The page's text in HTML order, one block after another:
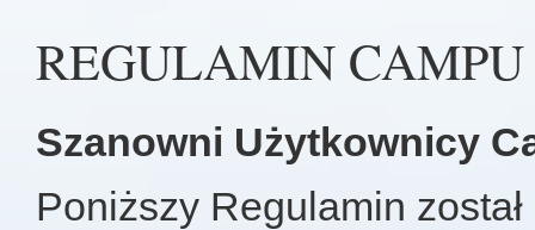
REGULAMIN
Szanowni Użytkownicy
Poniższy Regulamin